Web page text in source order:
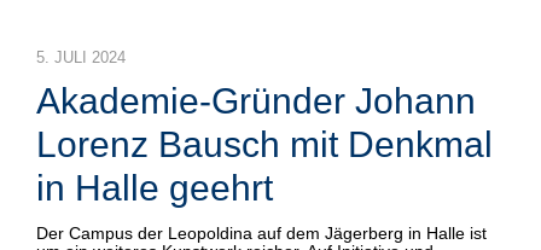
5. JULI 2024
Akademie-Gründer Johann
Lorenz Bausch mit Denkmal
in Halle geehrt
Der Campus der Leopoldina auf dem Jägerberg in Halle ist